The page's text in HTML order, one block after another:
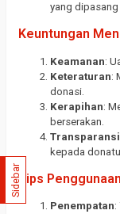
yang
Keuntungan
Keamanan:
Keteraturan:
donasi.
Kerapihan:
berserakan.
Transparansi
kepada
Tips Penggunaan
Penempatan:
Sidebar